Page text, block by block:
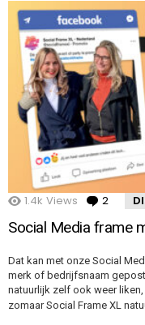
1.4k Views 2
Social Media frame
Dat kan met onze Social
merk of bedrijfsnaam
natuurlijk zelf ook weer
zomaar Social Frame XL